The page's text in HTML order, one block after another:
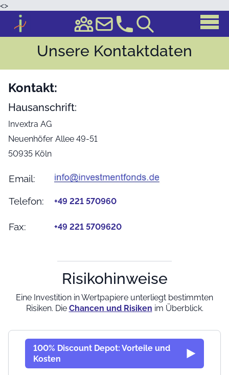
<>
Unsere Kontaktdaten
Kontakt:
Hausanschrift:
Invextra AG
Neuenhöfer Allee 49-51
50935 Köln
Email:
Telefon:
+49 221 570960
Fax: +49 221 5709620
Risikohinweise
Eine Investition in Wertpapiere unterliegt bestimmten
Risiken. Die Chancen und Risiken im Überblick.
100% Discount Depot: Vorteile und
Kosten